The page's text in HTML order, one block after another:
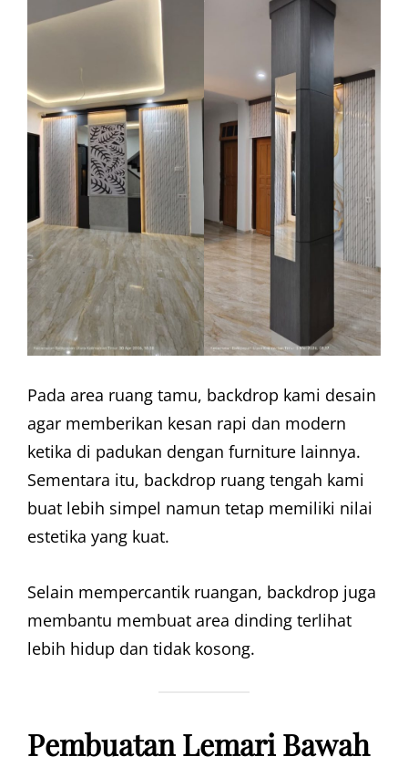
Pada area ruang tamu, backdrop kami desain
agar memberikan kesan rapi dan modern
ketika di padukan dengan furniture lainnya.
Sementara itu, backdrop ruang tengah kami
buat lebih simpel namun tetap memiliki nilai
estetika yang kuat.
Selain mempercantik ruangan, backdrop juga
membantu membuat area dinding terlihat
lebih hidup dan tidak kosong.
Pembuatan Lemari Bawah